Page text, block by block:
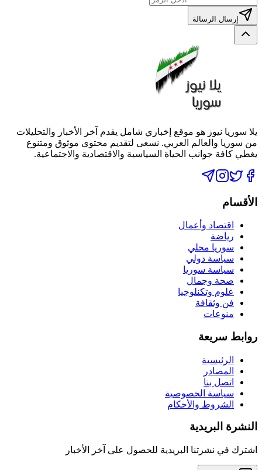
إرسال الرسالة
يلا سوريا نيوز هو موقع إخباري شامل يقدم آخر الأخبار والتحليلات
من سوريا والعالم العربي. نسعى لتقديم محتوى موثوق ومتنوع
يغطي كافة جوانب الحياة السياسية والاقتصادية والاجتماعية.
الأقسام
اقتصاد وأعمال
رياضة
سوريا محلي
سياسة دولي
سياسة سوريا
صحة وجمال
علوم وتكنلوجيا
فن وثقافة
منوعات
روابط سريعة
الرئيسية
المصادر
اتصل بنا
سياسة الخصوصية
الشروط والأحكام
النشرة البريدية
اشترك في نشرتنا البريدية للحصول على آخر الأخبار